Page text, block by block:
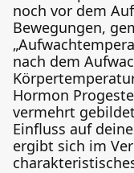
noch vor dem
Bewegungen,
nach dem
Hormon
vermehrt
Einfluss auf
ergibt sich im